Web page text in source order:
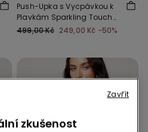
Push-Upka s Vycpávkou k
Plavkám Sparkling Touch
Orange
499,00 Kč 249,00 Kč -50%
zkušenost
Zavřít